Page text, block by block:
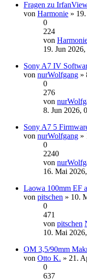
Fragen zu
von Harmonie »
0
224
von
19. Jun
Sony A7 IV
von nurWolfgang »
0
276
von
8. Jun 2026,
Sony A7 5
von nurWolfgang »
0
2240
von
16. Mai
Laowa 100mm EF
von pitschen » 10.
0
471
von pitschen
10. Mai
OM 3,5/90mm
von Otto K. » 21.
0
637